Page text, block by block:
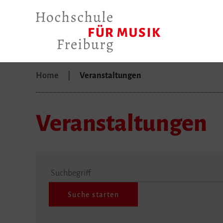
Home Veranstaltungen
Veranstaltungen
Suchbegriff